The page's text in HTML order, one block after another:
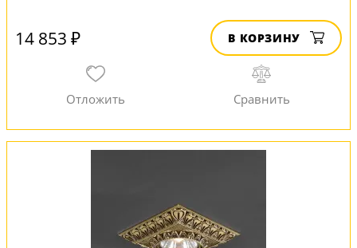
14 853 ₽ В КОРЗИНУ